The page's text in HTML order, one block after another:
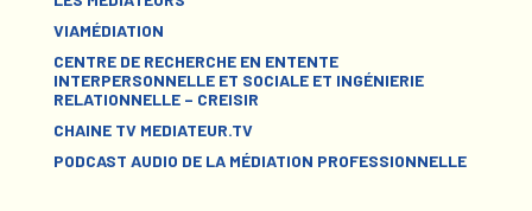
VIAMÉDIATION
CENTRE DE RECHERCHE EN ENTENTE
INTERPERSONNELLE ET SOCIALE ET INGÉNIERIE
RELATIONNELLE – CREISIR
CHAINE TV MEDIATEUR.TV
PODCAST AUDIO DE LA MÉDIATION PROFESSIONNELLE